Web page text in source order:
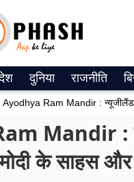
दुनिया राजनीति
Mandir :
के साहस और